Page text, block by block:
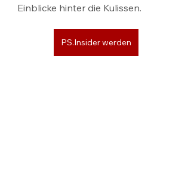
Einblicke hinter die Kulissen.
PS.Insider werden